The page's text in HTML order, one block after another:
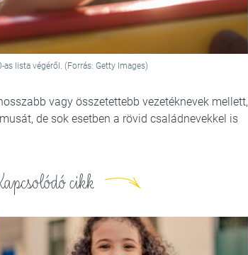
lista végéről. (Forrás: Getty Images)
vagy összetettebb vezetéknevek mellett,
de sok esetben a rövid családnevekkel is
cikk